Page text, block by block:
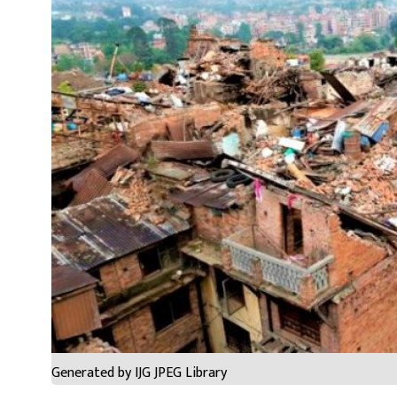
Generated by IJG JPEG Library